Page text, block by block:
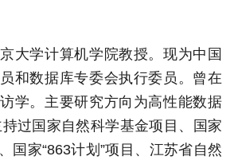
大学计算机学院教授。现为中国
和数据库专委会执行委员。曾在
学。主要研究方向为高性能数据
过国家自然科学基金项目、国家
国家“863计划”项目、江苏省自然